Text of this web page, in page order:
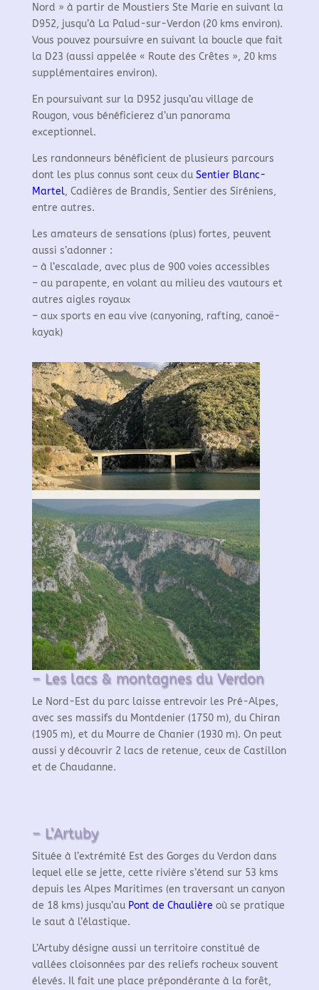
Nord » à partir de Moustiers Ste Marie en suivant la
D952, jusqu’à La Palud-sur-Verdon (20 kms environ).
Vous pouvez poursuivre en suivant la boucle que fait
la D23 (aussi appelée « Route des Crêtes », 20 kms
supplémentaires environ).
En poursuivant sur la D952 jusqu’au village de
Rougon, vous bénéficierez d’un panorama
exceptionnel.
Les randonneurs bénéficient de plusieurs parcours
dont les plus connus sont ceux du Sentier Blanc-
Martel, Cadières de Brandis, Sentier des Siréniens,
entre autres.
Les amateurs de sensations (plus) fortes, peuvent
aussi s’adonner :
– à l’escalade, avec plus de 900 voies accessibles
– au parapente, en volant au milieu des vautours et
autres aigles royaux
– aux sports en eau vive (canyoning, rafting, canoë-
kayak)
– Les lacs & montagnes du Verdon
Le Nord-Est du parc laisse entrevoir les Pré-Alpes,
avec ses massifs du Montdenier (1750 m), du Chiran
(1905 m), et du Mourre de Chanier (1930 m). On peut
aussi y découvrir 2 lacs de retenue, ceux de Castillon
et de Chaudanne.
– L’Artuby
Située à l’extrémité Est des Gorges du Verdon dans
lequel elle se jette, cette rivière s’étend sur 53 kms
depuis les Alpes Maritimes (en traversant un canyon
de 18 kms) jusqu’au Pont de Chaulière où se pratique
le saut à l’élastique.
L’Artuby désigne aussi un territoire constitué de
vallées cloisonnées par des reliefs rocheux souvent
élevés. Il fait une place prépondérante à la forêt,